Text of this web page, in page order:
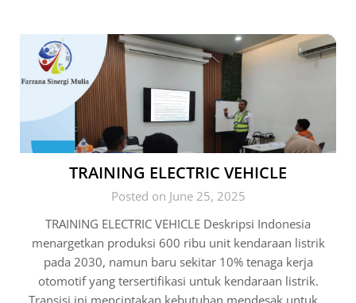
TRAINING ELECTRIC VEHICLE
Posted on June 25, 2025
TRAINING ELECTRIC VEHICLE Deskripsi Indonesia
menargetkan produksi 600 ribu unit kendaraan listrik
pada 2030, namun baru sekitar 10% tenaga kerja
otomotif yang tersertifikasi untuk kendaraan listrik.
Transisi ini menciptakan kebutuhan mendesak untuk…